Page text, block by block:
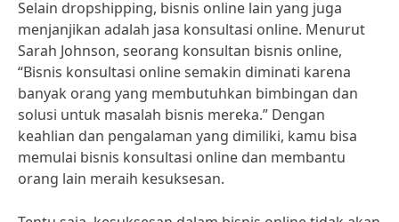
Selain dropshipping, bisnis online lain yang juga
menjanjikan adalah jasa konsultasi online. Menurut
Sarah Johnson, seorang konsultan bisnis online,
“Bisnis konsultasi online semakin diminati karena
banyak orang yang membutuhkan bimbingan dan
solusi untuk masalah bisnis mereka.” Dengan
keahlian dan pengalaman yang dimiliki, kamu bisa
memulai bisnis konsultasi online dan membantu
orang lain meraih kesuksesan.